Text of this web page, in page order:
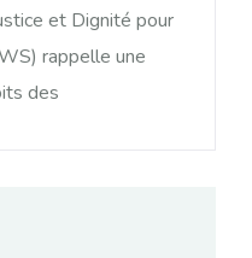
et Dignité pour
rappelle une
des